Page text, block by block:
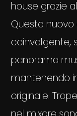
house grazie
Questo
coinvolgente,
panorama
mantenendo
originale.